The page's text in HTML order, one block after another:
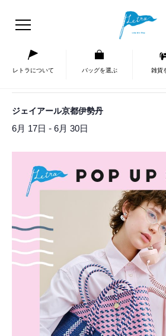
レトラについて バッグを選ぶ 雑貨
« イベント一覧
ジェイアール京都伊勢丹
6月 17日 - 6月 30日